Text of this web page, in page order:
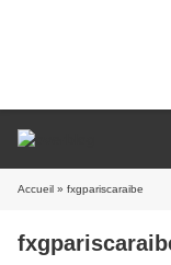
Accueil » fxgpariscaraibe